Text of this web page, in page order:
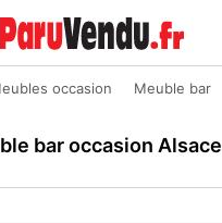
occasion Meuble bar
bar occasion Alsace